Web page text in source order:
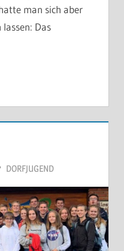
man sich aber
Das
DORFJUGEND